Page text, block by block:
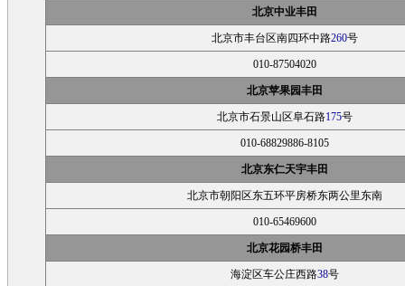
北京中业丰田
北京市丰台区南四环中路260号
010-87504020
北京苹果园丰田
北京市石景山区阜石路175号
010-68829886-8105
北京东仁天宇丰田
北京市朝阳区东五环平房桥东两公里东南
010-65469600
北京花园桥丰田
海淀区车公庄西路38号